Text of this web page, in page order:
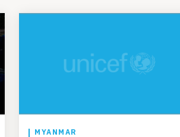
MYANMAR